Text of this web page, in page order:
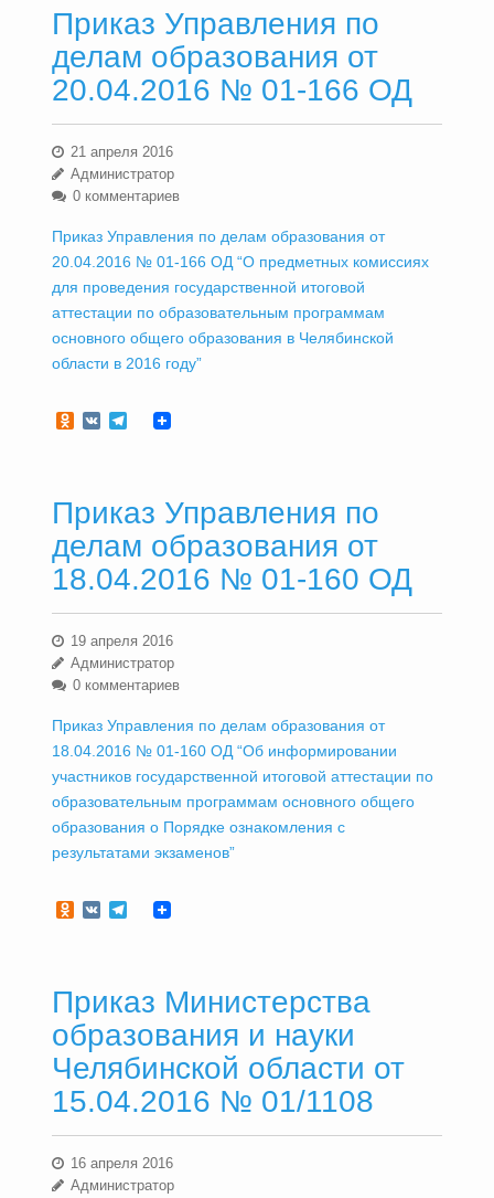
Приказ Управления по
делам образования от
20.04.2016 № 01-166 ОД
21 апреля 2016
Администратор
0 комментариев
Приказ Управления по делам образования от
20.04.2016 № 01-166 ОД “О предметных комиссиях
для проведения государственной итоговой
аттестации по образовательным программам
основного общего образования в Челябинской
области в 2016 году”
Odnoklassniki
VKTelegram
Приказ Управления по
делам образования от
18.04.2016 № 01-160 ОД
19 апреля 2016
Администратор
0 комментариев
Приказ Управления по делам образования от
18.04.2016 № 01-160 ОД “Об информировании
участников государственной итоговой аттестации по
образовательным программам основного общего
образования о Порядке ознакомления с
результатами экзаменов”
Odnoklassniki
VKTelegram
Приказ Министерства
образования и науки
Челябинской области от
15.04.2016 № 01/1108
16 апреля 2016
Администратор